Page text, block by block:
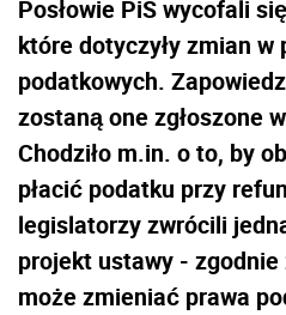
Posłowie PiS wycofali
które dotyczyły zmian w
podatkowych.
zostaną one zgłoszone
Chodziło m.in. o to, by
płacić podatku przy
legislatorzy zwrócili
projekt ustawy -
może zmieniać prawa